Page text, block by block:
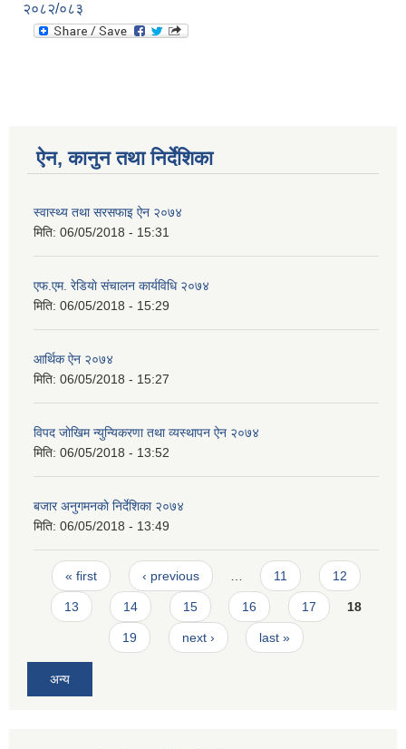
२०८२/०८३
ऐन, कानुन तथा निर्देशिका
स्वास्थ्य तथा सरसफाइ ऐन २०७४
मिति: 06/05/2018 - 15:31
एफ.एम. रेडियाे संचालन कार्यविधि २०७४
मिति: 06/05/2018 - 15:29
आर्थिक ऐन २०७४
मिति: 06/05/2018 - 15:27
विपद जाेखिम न्युन्यिकरणा तथा व्यस्थापन ऐन २०७४
मिति: 06/05/2018 - 13:52
बजार अनुगमनकाे निर्देशिका २०७४
मिति: 06/05/2018 - 13:49
Pages
« first ‹ previous 11 12
13 14 15 16 17 18
19 next › last »
अन्य